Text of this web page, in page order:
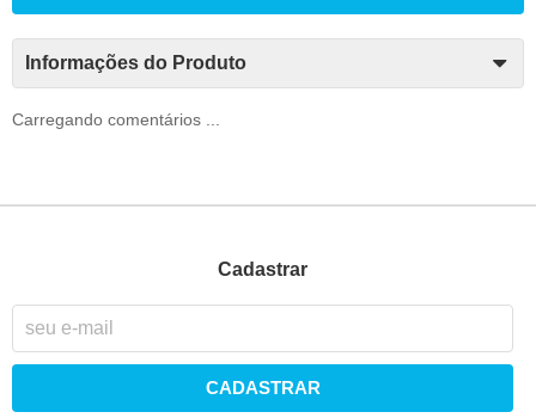
Informações do Produto
Carregando comentários ...
Cadastrar
CADASTRAR